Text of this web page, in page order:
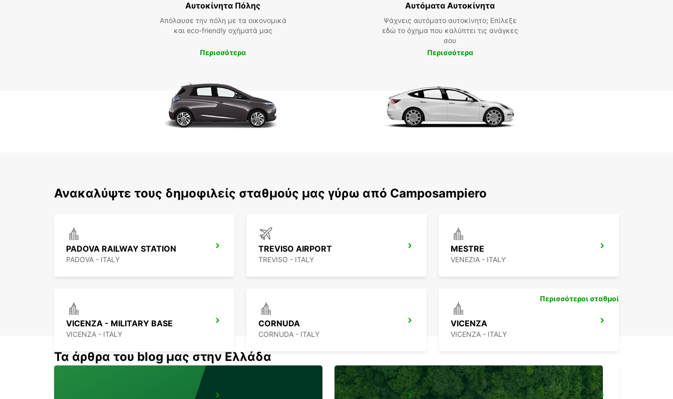
Αυτοκίνητα Πόλης
Απόλαυσε την πόλη με τα οικονομικά
και eco-friendly οχήματά μας
Περισσότερα
Αυτόματα Aυτοκίνητα
Ψάχνεις αυτόματο αυτοκίνητο; Επίλεξε
εδώ το όχημα που καλύπτει τις ανάγκες
σου
Περισσότερα
Ανακαλύψτε τους δημοφιλείς σταθμούς μας γύρω από Camposampiero
PADOVA RAILWAY STATION
PADOVA - ITALY
TREVISO AIRPORT
TREVISO - ITALY
MESTRE
VENEZIA - ITALY
VICENZA - MILITARY BASE
VICENZA - ITALY
CORNUDA
CORNUDA - ITALY
VICENZA
VICENZA - ITALY
Περισσότεροι σταθμοί
Τα άρθρα του blog μας στην Ελλάδα